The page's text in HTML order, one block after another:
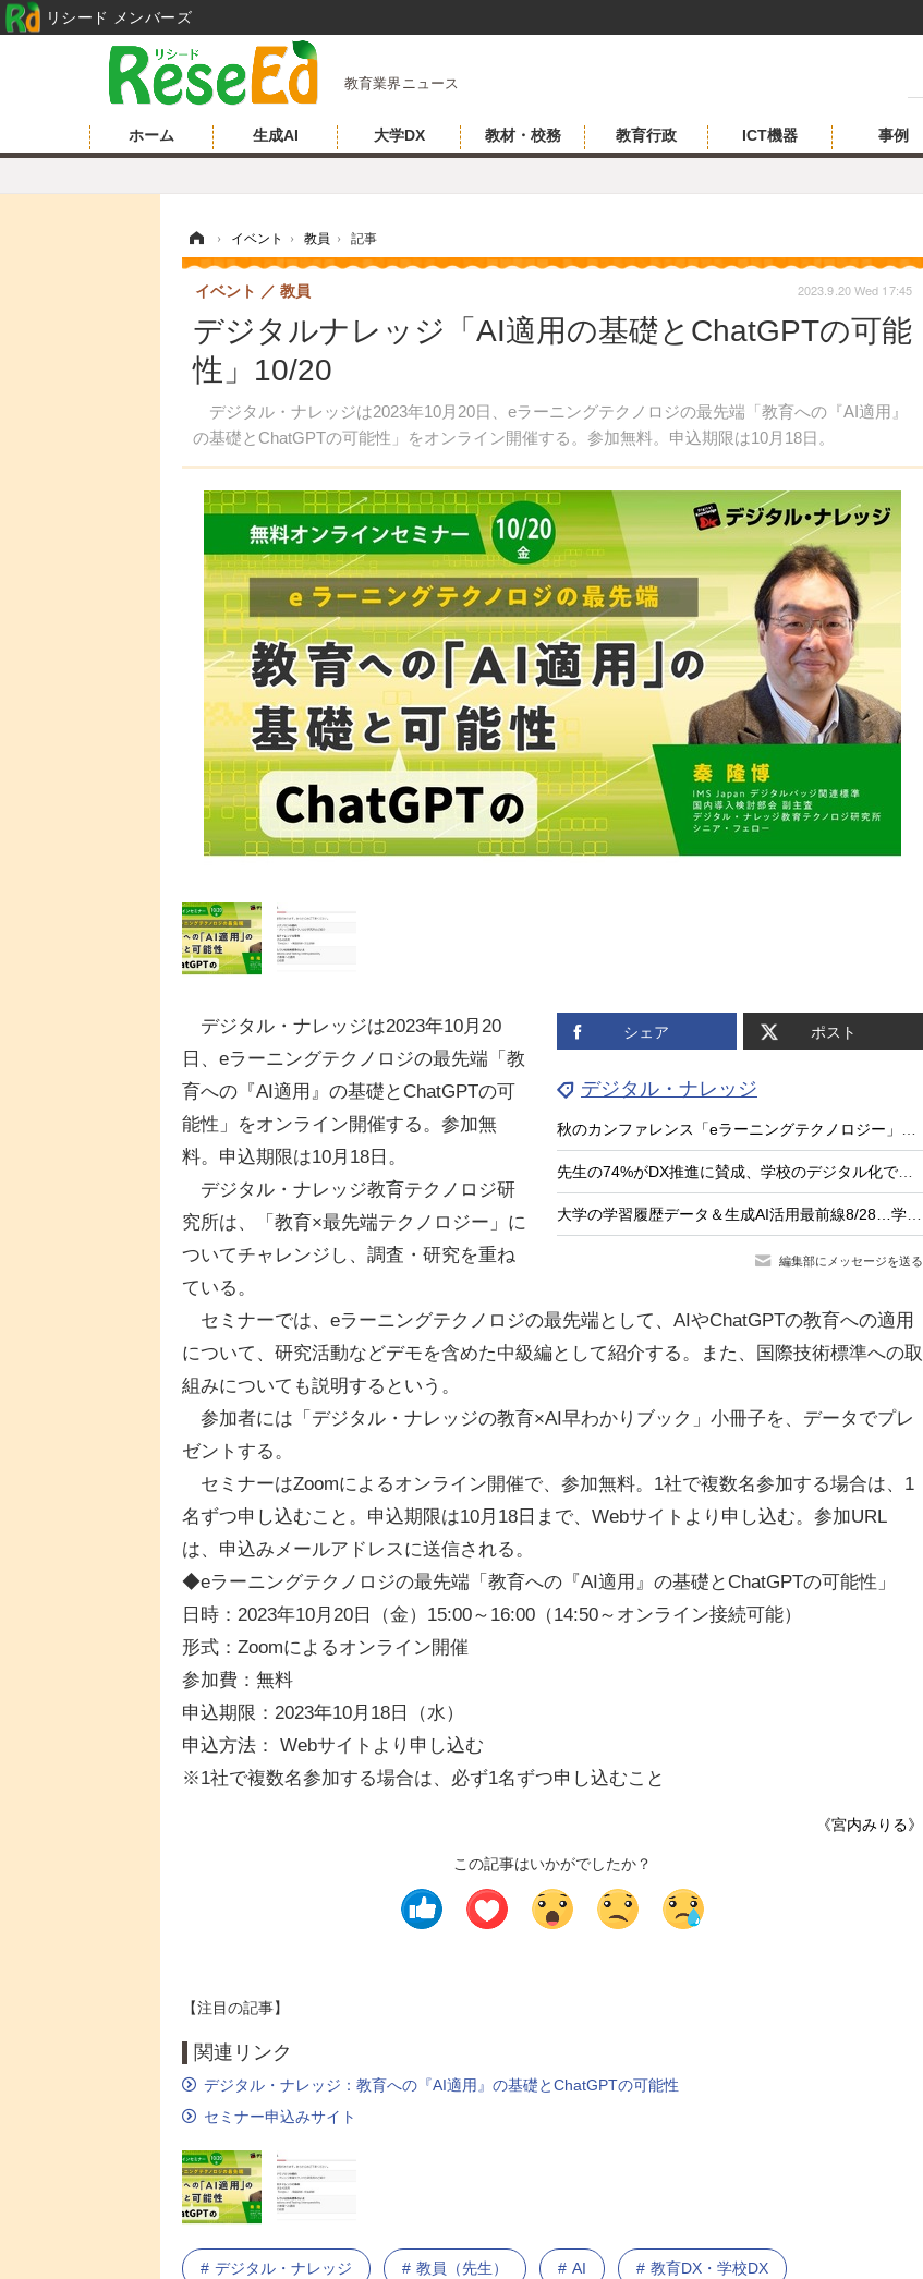
教育業界ニュース
ホーム 生成AI 大学DX 教材・校務 教育行政 ICT機器 事例
› イベント › 教員 › 記事
デジタルナレッジ「AI適用の基礎とChatGPTの可能
性」10/20
デジタル・ナレッジは2023年10月20日、eラーニングテクノロジの最先端「教育への『AI適用』
の基礎とChatGPTの可能性」をオンライン開催する。参加無料。申込期限は10月18日。
イベント 教員 2023.9.20 Wed 17:45
シェア ポスト
デジタル・ナレッジ
秋のカンファレンス「eラーニングテクノロジー」最新事例や展望10/30
先生の74%がDX推進に賛成、学校のデジタル化で変わる授業と働き方
大学の学習履歴データ＆生成AI活用最前線8/28…学習分析学会
編集部にメッセージを送る
デジタル・ナレッジは2023年10月20
日、eラーニングテクノロジの最先端「教
育への『AI適用』の基礎とChatGPTの可
能性」をオンライン開催する。参加無
料。申込期限は10月18日。
デジタル・ナレッジ教育テクノロジ研
究所は、「教育×最先端テクノロジー」に
ついてチャレンジし、調査・研究を重ね
ている。
セミナーでは、eラーニングテクノロジの最先端として、AIやChatGPTの教育への適用
について、研究活動などデモを含めた中級編として紹介する。また、国際技術標準への取
組みについても説明するという。
参加者には「デジタル・ナレッジの教育×AI早わかりブック」小冊子を、データでプレ
ゼントする。
セミナーはZoomによるオンライン開催で、参加無料。1社で複数名参加する場合は、1
名ずつ申し込むこと。申込期限は10月18日まで、Webサイトより申し込む。参加URL
は、申込みメールアドレスに送信される。
◆eラーニングテクノロジの最先端「教育への『AI適用』の基礎とChatGPTの可能性」
日時：2023年10月20日（金）15:00～16:00（14:50～オンライン接続可能）
形式：Zoomによるオンライン開催
参加費：無料
申込期限：2023年10月18日（水）
申込方法： Webサイトより申し込む
※1社で複数名参加する場合は、必ず1名ずつ申し込むこと
《宮内みりる》
この記事はいかがでしたか？
【注目の記事】
関連リンク
デジタル・ナレッジ：教育への『AI適用』の基礎とChatGPTの可能性
セミナー申込みサイト
デジタル・ナレッジ 教員（先生） AI 教育DX・学校DX
リシード メンバーズ